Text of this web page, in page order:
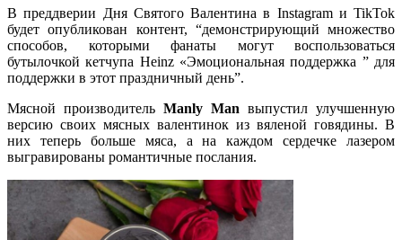
В преддверии Дня Святого Валентина в Instagram и TikTok
будет опубликован контент, “демонстрирующий множество
способов, которыми фанаты могут воспользоваться
бутылочкой кетчупа Heinz «Эмоциональная поддержка ” для
поддержки в этот праздничный день”.
Мясной производитель Manly Man выпустил улучшенную
версию своих мясных валентинок из вяленой говядины. В
них теперь больше мяса, а на каждом сердечке лазером
выгравированы романтичные послания.